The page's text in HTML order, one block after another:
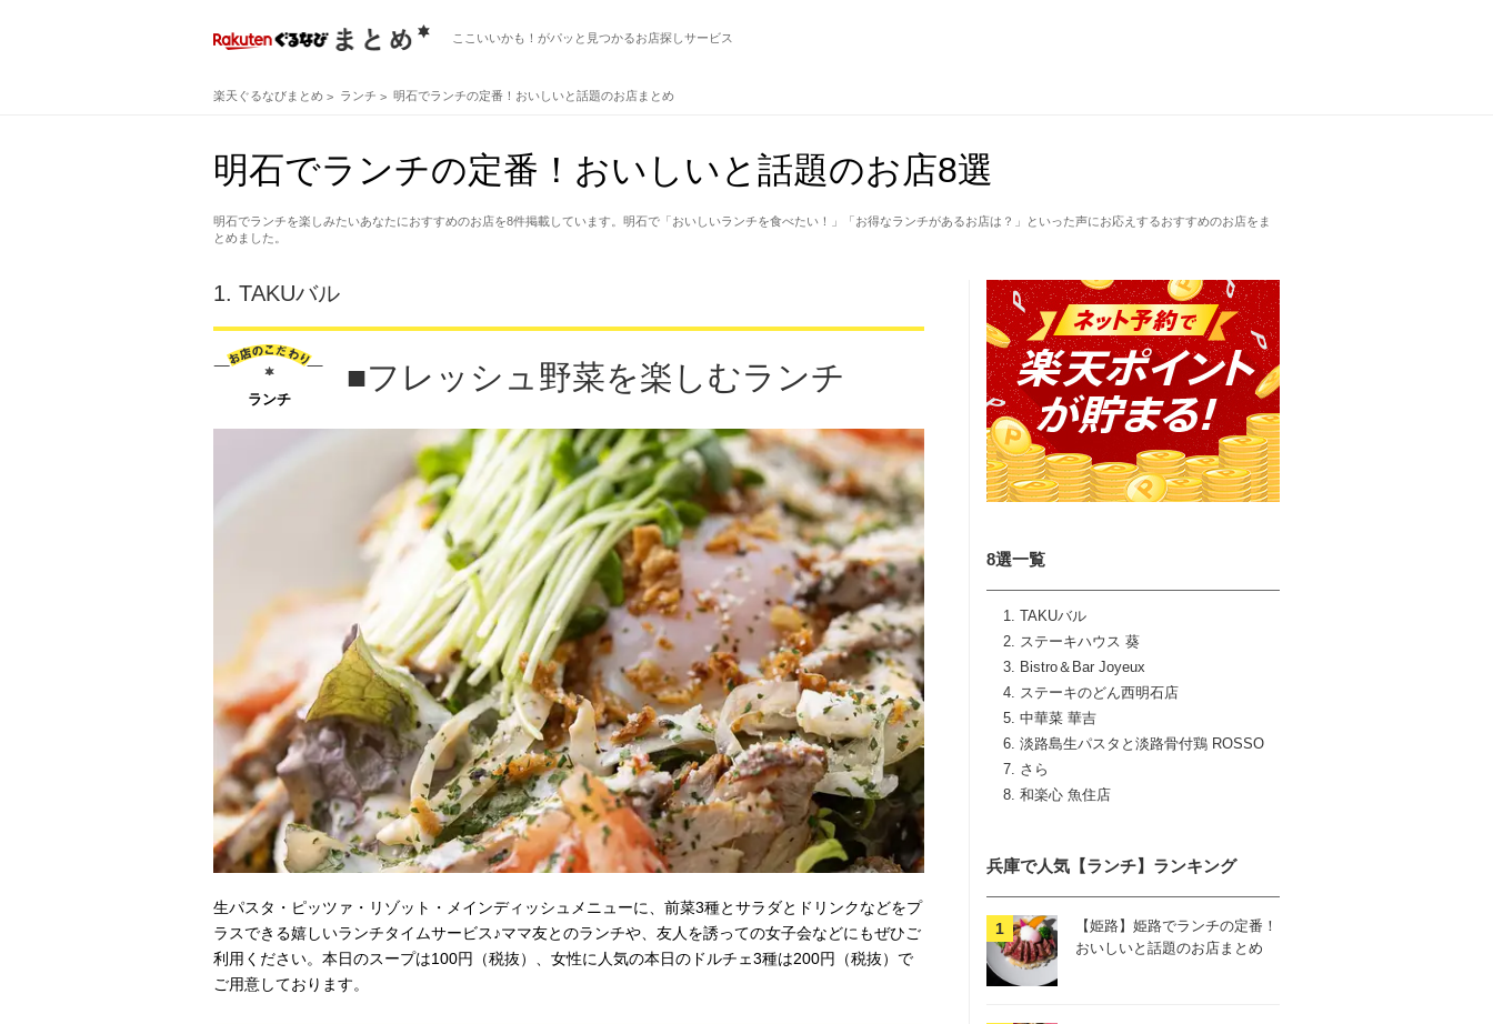
ここいいかも！がパッと見つかるお店探しサービス
楽天ぐるなびまとめ ランチ 明石でランチの定番！おいしいと話題のお店まとめ
明石でランチの定番！おいしいと話題のお店8選
明石でランチを楽しみたいあなたにおすすめのお店を8件掲載しています。明石で「おいしいランチを食べたい！」「お得なランチがあるお店は？」といった声にお応えするおすすめのお店をま
とめました。
8選一覧
TAKUバル
ステーキハウス 葵
Bistro＆Bar Joyeux
ステーキのどん西明石店
中華菜 華吉
淡路島生パスタと淡路骨付鶏 ROSSO
さら
和楽心 魚住店
1. TAKUバル
ランチ
■フレッシュ野菜を楽しむランチ
生パスタ・ピッツァ・リゾット・メインディッシュメニューに、前菜3種とサラダとドリンクなどをプ
ラスできる嬉しいランチタイムサービス♪ママ友とのランチや、友人を誘っての女子会などにもぜひご
利用ください。本日のスープは100円（税抜）、女性に人気の本日のドルチェ3種は200円（税抜）で
ご用意しております。
兵庫で人気【ランチ】ランキング
【姫路】姫路でランチの定番！
おいしいと話題のお店まとめ